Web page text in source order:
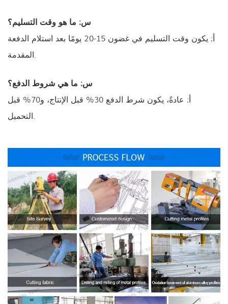
س: ما هو وقت التسليم؟
أ: يكون وقت التسليم في غضون 15-20 يومًا بعد استلام الدفعة
المقدمة.
س: ما هي شروط الدفع؟
أ: عادةً، يكون شرط الدفع 30% قبل الإنتاج، و70% قبل
التحميل.